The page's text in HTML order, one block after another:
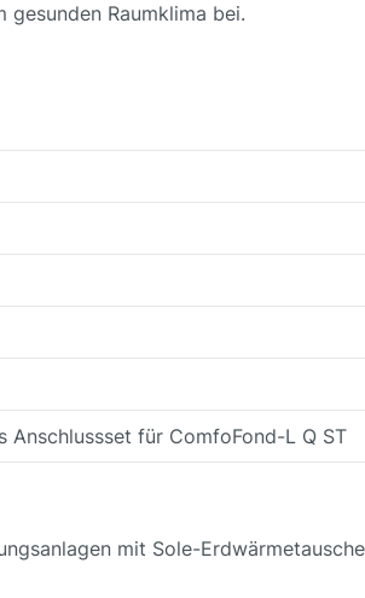
Raumklima bei.
Anschlussset für ComfoFond-L Q ST
mit Sole-